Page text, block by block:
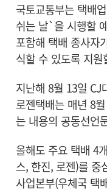
국토교통부는 택배
쉬는 날`을 시행할
포함해 택배 종사자
식할 수 있도록 지
지난해 8월 13일 CJ
로젠택배는 매년 8
는 내용의 공동선언
올해도 주요 택배 4
스, 한진, 로젠)를 중
사업본부(우체국 택